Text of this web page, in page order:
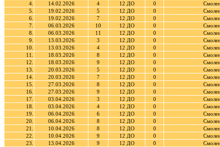
4.
14.02.2026 4 12 ДО 0
5.
19.02.2026 5 12 ДО 0
6.
19.02.2026 7 12 ДО 0
7.
06.03.2026 10 12 ДО 0
8.
06.03.2026 11 12 ДО 0
9.
13.03.2026 3 12 ДО 0
10.
13.03.2026 4 12 ДО 0
11.
18.03.2026 8 12 ДО 0
12.
18.03.2026 9 12 ДО 0
13.
20.03.2026 5 12 ДО 0
14.
20.03.2026 7 12 ДО 0
15.
27.03.2026 8 12 ДО 0
16.
27.03.2026 9 12 ДО 0
17.
03.04.2026 3 12 ДО 0
18.
03.04.2026 4 12 ДО 0
19.
06.04.2026 6 12 ДО 0
20.
06.04.2026 8 12 ДО 0
21.
10.04.2026 8 12 ДО 0
22.
10.04.2026 9 12 ДО 0
23.
13.04.2026 9 12 ДО 0